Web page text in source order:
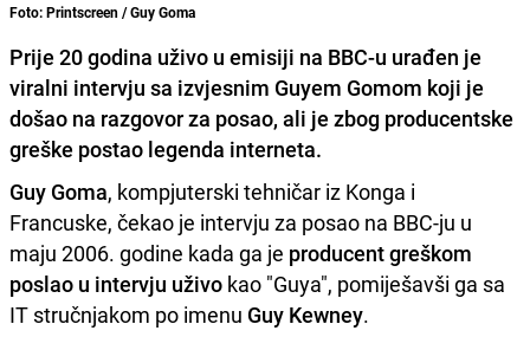
Foto: Printscreen / Guy Goma
Prije 20 godina uživo u emisiji na BBC-u urađen je
viralni intervju sa izvjesnim Guyem Gomom koji je
došao na razgovor za posao, ali je zbog producentske
greške postao legenda interneta.
Guy Goma, kompjuterski tehničar iz Konga i
Francuske, čekao je intervju za posao na BBC-ju u
maju 2006. godine kada ga je producent greškom
poslao u intervju uživo kao "Guya", pomiješavši ga sa
IT stručnjakom po imenu Guy Kewney.